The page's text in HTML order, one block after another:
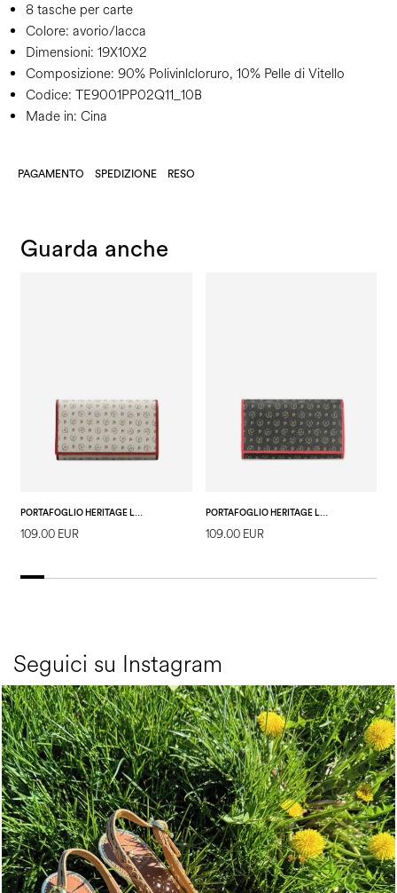
8 tasche per carte
Colore: avorio/lacca
Dimensioni: 19X10X2
Composizione: 90% Polivinlcloruro, 10% Pelle di Vitello
Codice: TE9001PP02Q11_10B
Made in: Cina
PAGAMENTO SPEDIZIONE RESO
Guarda anche
PORTAFOGLIO HERITAGE LOGO CLASSIC AVORIO/LACCA
109.00 EUR
PORTAFOGLIO HERITAGE LOGO CLASSIC NERO/LACCA
109.00 EUR
Seguici su Instagram
Choose between chunky silhouettes with intriguing we...